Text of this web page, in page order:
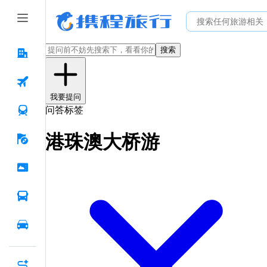
搜索
我要提问
问答标签
港珠澳大桥游